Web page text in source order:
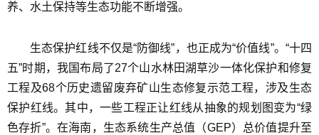
养、水土保持等生态功能不断增强。
生态保护红线不仅是“防御线”，也正成为“价值线”。“十四
五”时期，我国布局了27个山水林田湖草沙一体化保护和修复
工程及68个历史遗留废弃矿山生态修复示范工程，涉及生态
保护红线。其中，一些工程正让红线从抽象的规划图变为“绿
色存折”。在海南，生态系统生产总值（GEP）总价值提升至